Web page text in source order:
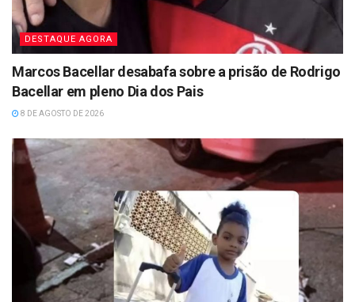
DESTAQUE AGORA
Marcos Bacellar desabafa sobre a prisão de Rodrigo
Bacellar em pleno Dia dos Pais
8 DE AGOSTO DE 2026